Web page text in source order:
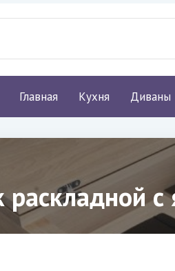
Главная Кухня Диваны
раскладной